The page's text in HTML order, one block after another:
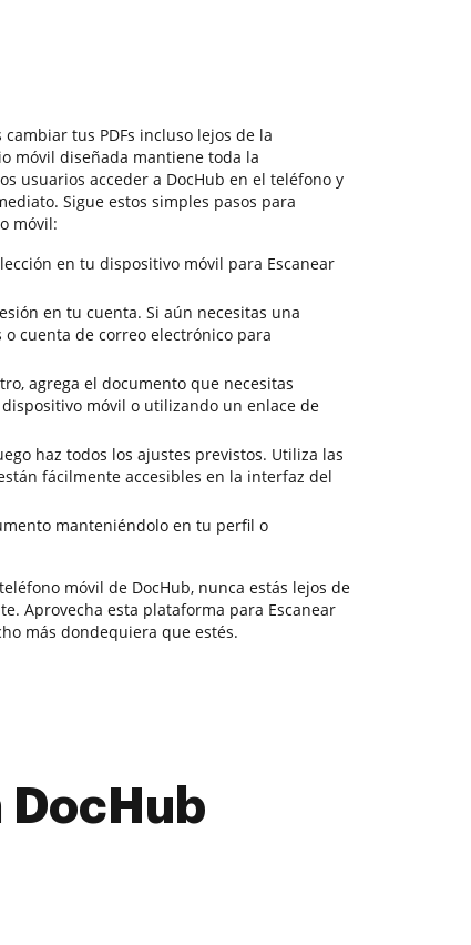
tus PDFs incluso lejos de la
móvil diseñada mantiene toda la
usuarios acceder a DocHub en el teléfono y
Sigue estos simples pasos para
móvil:
en tu dispositivo móvil para Escanear
en tu cuenta. Si aún necesitas una
cuenta de correo electrónico para
agrega el documento que necesitas
móvil o utilizando un enlace de
haz todos los ajustes previstos. Utiliza las
fácilmente accesibles en la interfaz del
manteniéndolo en tu perfil o
móvil de DocHub, nunca estás lejos de
Aprovecha esta plataforma para Escanear
más dondequiera que estés.
DocHub